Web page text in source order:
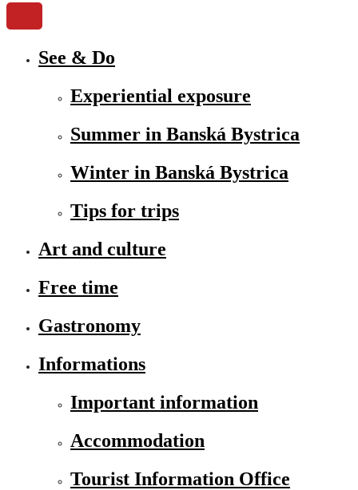
See & Do
Experiential exposure
Summer in Banská Bystrica
Winter in Banská Bystrica
Tips for trips
Art and culture
Free time
Gastronomy
Informations
Important information
Accommodation
Tourist Information Office